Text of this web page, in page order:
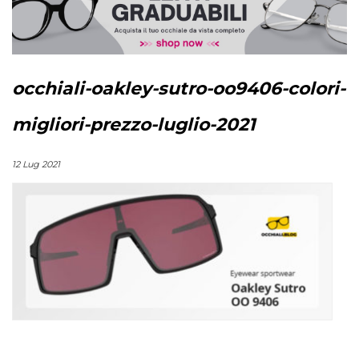
occhiali-oakley-sutro-oo9406-colori-
migliori-prezzo-luglio-2021
12 Lug 2021